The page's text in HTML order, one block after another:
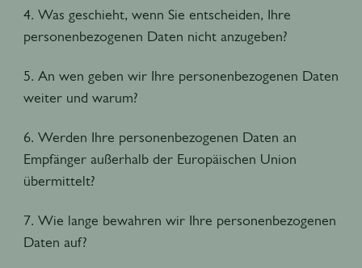
4. Was geschieht, wenn Sie entscheiden, Ihre
personenbezogenen Daten nicht anzugeben?
5. An wen geben wir Ihre personenbezogenen Daten
weiter und warum?
6. Werden Ihre personenbezogenen Daten an
Empfänger außerhalb der Europäischen Union
übermittelt?
7. Wie lange bewahren wir Ihre personenbezogenen
Daten auf?